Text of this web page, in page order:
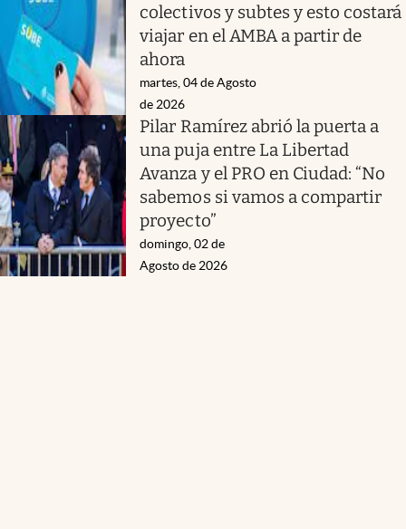
colectivos y subtes y esto costará
viajar en el AMBA a partir de
ahora
martes, 04 de Agosto
de 2026
Pilar Ramírez abrió la puerta a
una puja entre La Libertad
Avanza y el PRO en Ciudad: “No
sabemos si vamos a compartir
proyecto”
domingo, 02 de
Agosto de 2026